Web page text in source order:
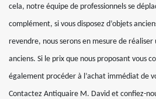
cela, notre équipe de professionnels se
complément, si vous disposez d’objets
revendre, nous serons en mesure de
anciens. Si le prix que nous proposant vous
également procéder à l’achat immédiat de
Contactez Antiquaire M. David et confiez-